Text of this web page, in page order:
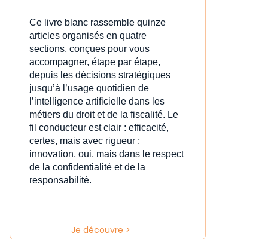
Ce livre blanc rassemble quinze
articles organisés en quatre
sections, conçues pour vous
accompagner, étape par étape,
depuis les décisions stratégiques
jusqu’à l’usage quotidien de
l’intelligence artificielle dans les
métiers du droit et de la fiscalité. Le
fil conducteur est clair : efficacité,
certes, mais avec rigueur ;
innovation, oui, mais dans le respect
de la confidentialité et de la
responsabilité.
Je découvre >